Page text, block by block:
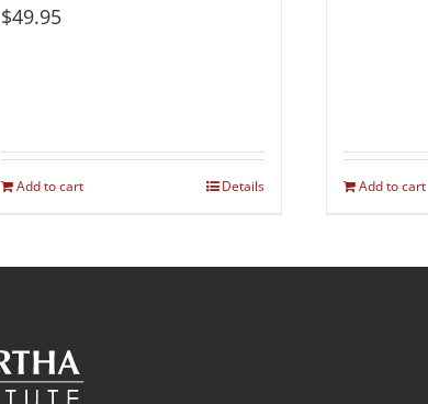
$49.95
Add to cart Details Add to cart